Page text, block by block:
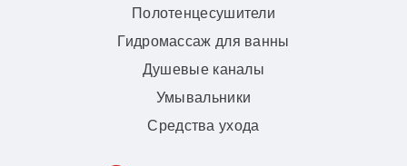
Полотенцесушители
Гидромассаж для ванны
Душевые каналы
Умывальники
Средства ухода